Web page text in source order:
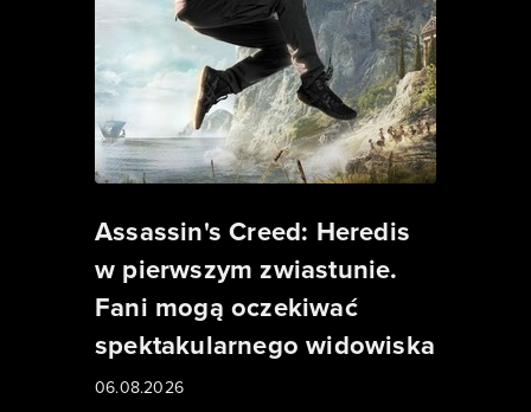
Assassin's Creed: Heredis
w pierwszym zwiastunie.
Fani mogą oczekiwać
spektakularnego widowiska
06.08.2026